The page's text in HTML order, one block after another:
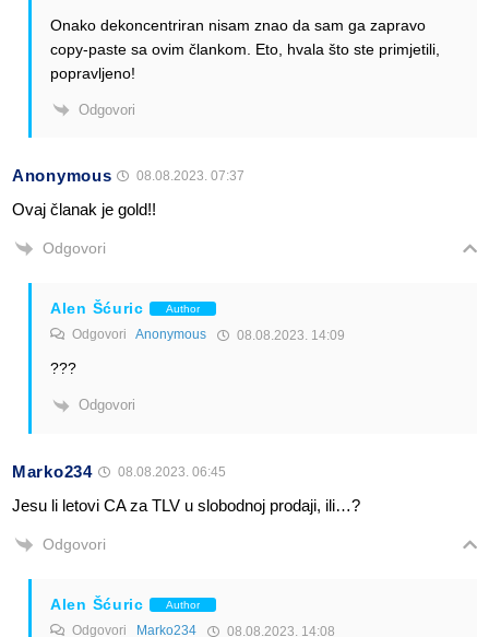
Onako dekoncentriran nisam znao da sam ga zapravo
copy-paste sa ovim člankom. Eto, hvala što ste primjetili,
popravljeno!
Odgovori
Anonymous 08.08.2023. 07:37
Ovaj članak je gold!!
Odgovori
Alen Šćuric Author
Odgovori Anonymous 08.08.2023. 14:09
???
Odgovori
Marko234 08.08.2023. 06:45
Jesu li letovi CA za TLV u slobodnoj prodaji, ili…?
Odgovori
Alen Šćuric Author
Odgovori Marko234 08.08.2023. 14:08